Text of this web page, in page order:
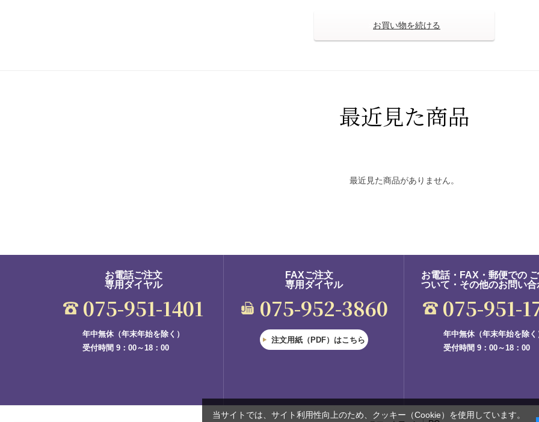
最近見た商品
最近見た商品がありません。
お電話ご注文
専用ダイヤル
075-951-1401
年中無休（年末年始を除く）
受付時間 9：00～18：00
FAXご注文
専用ダイヤル
075-952-3860
注文用紙（PDF）はこちら
お電話・FAX・郵便での
ついて・その他のお問い合
075-951-
年中無休（年末年始を除く
受付時間 9：00～18：00
当サイトでは、サイト利用性向上のため、クッキー（Cookie）を使用しています。